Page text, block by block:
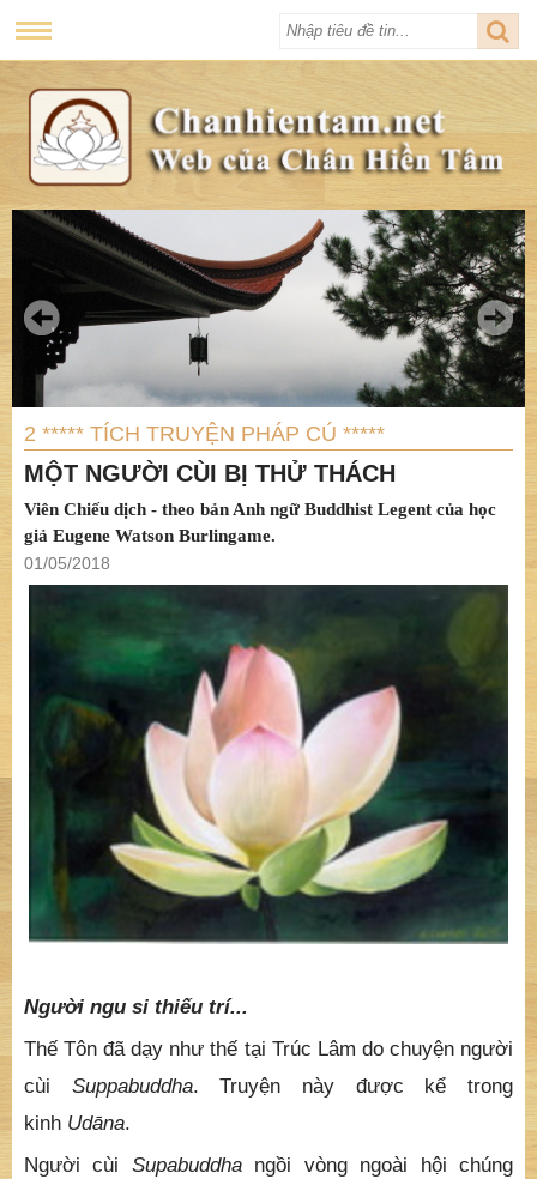
2 ***** TÍCH TRUYỆN PHÁP CÚ *****
MỘT NGƯỜI CÙI BỊ THỬ THÁCH
Viên Chiếu dịch - theo bản Anh ngữ Buddhist Legent của học
giả Eugene Watson Burlingame.
01/05/2018
Người ngu si thiếu trí...
Thế Tôn đã dạy như thế tại Trúc Lâm do chuyện người
cùi Suppabuddha. Truyện này được kể trong
kinh Udāna.
Người cùi Supabuddhangồi vòng ngoài hội chúng